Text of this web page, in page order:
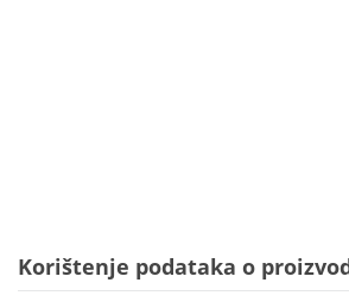
Korištenje podataka o